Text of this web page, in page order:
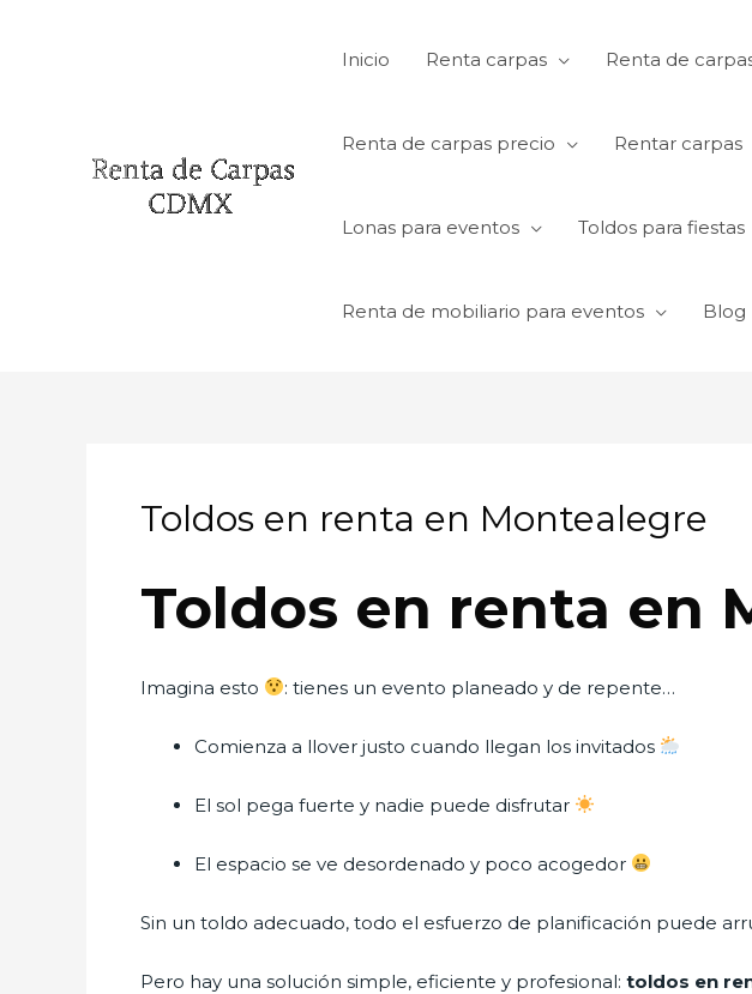
Inicio Renta carpas Renta de
Renta de carpas precio Rentar carpas
Lonas para eventos Toldos para fiestas
Renta de mobiliario para eventos Blog
Toldos en renta en Montealegre
Toldos en renta en
Imagina esto : tienes un evento planeado y de repente…
Comienza a llover justo cuando llegan los invitados
El sol pega fuerte y nadie puede disfrutar
El espacio se ve desordenado y poco acogedor
Sin un toldo adecuado, todo el esfuerzo de planificación puede
Pero hay una solución simple, eficiente y profesional: toldos en